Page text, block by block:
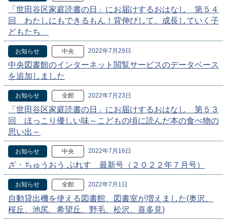
「世田谷区家庭読書の日」にお届けするおはなし 第５４
回 わたしにもできるもん！背伸びして、成長していく子
どもたち
お知らせ 中央 2022年7月29日
中央図書館のインターネット閲覧サービスのデータベース
を追加しました
お知らせ 全館 2022年7月23日
「世田谷区家庭読書の日」にお届けするおはなし 第５３
回 ほっこり優しい味～こどもの頃に読んだ本の食べ物の
思い出～
お知らせ 中央 2022年7月16日
ざ・ちゅうおう ぷれす 最新号（２０２２年７月号）
お知らせ 全館 2022年7月1日
自動貸出機を使える図書館、図書室が増えました(奥沢、
桜丘、池尻、希望丘、野毛、松沢、喜多見)